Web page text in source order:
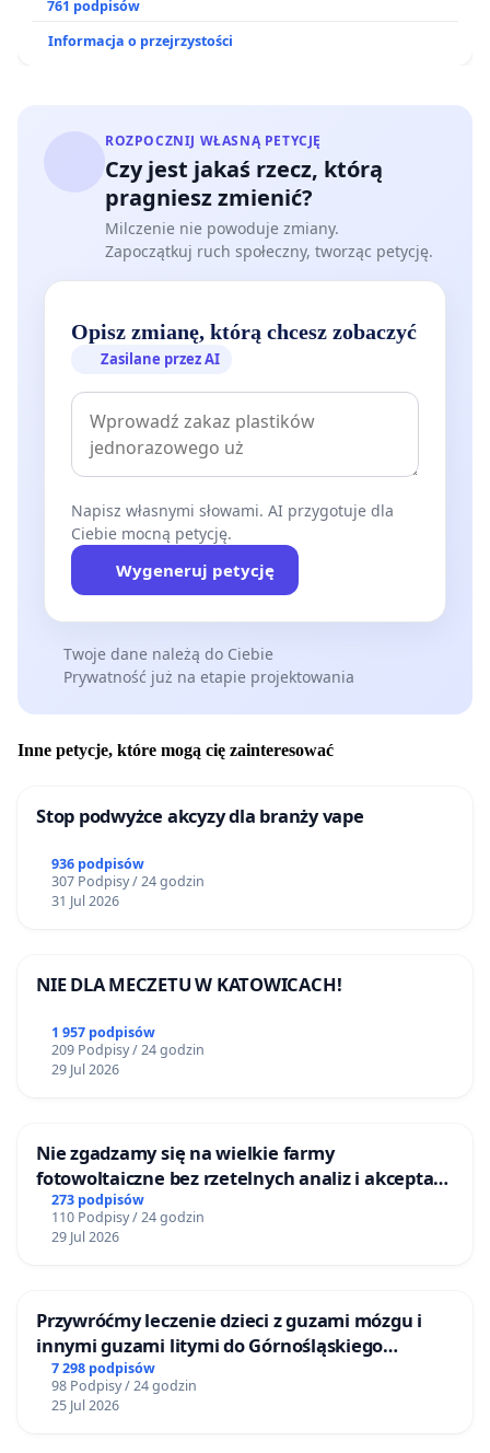
761 podpisów
Informacja o przejrzystości
ROZPOCZNIJ WŁASNĄ PETYCJĘ
Czy jest jakaś rzecz, którą
pragniesz zmienić?
Milczenie nie powoduje zmiany.
Zapoczątkuj ruch społeczny, tworząc petycję.
Opisz zmianę, którą chcesz zobaczyć
Zasilane przez AI
Napisz własnymi słowami. AI przygotuje dla
Ciebie mocną petycję.
Wygeneruj petycję
Twoje dane należą do Ciebie
Prywatność już na etapie projektowania
Inne petycje, które mogą cię zainteresować
Stop podwyżce akcyzy dla branży vape
936 podpisów
307 Podpisy / 24 godzin
31 Jul 2026
NIE DLA MECZETU W KATOWICACH!
1 957 podpisów
209 Podpisy / 24 godzin
29 Jul 2026
Nie zgadzamy się na wielkie farmy
fotowoltaiczne bez rzetelnych analiz i akceptacji
mieszkańców
273 podpisów
110 Podpisy / 24 godzin
29 Jul 2026
Przywróćmy leczenie dzieci z guzami mózgu i
innymi guzami litymi do Górnośląskiego
Centrum Zdrowia Dziecka w Katowicach
7 298 podpisów
98 Podpisy / 24 godzin
25 Jul 2026